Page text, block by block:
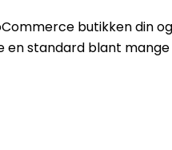
butikken din og
en standard blant